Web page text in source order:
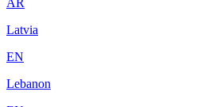
AR
Latvia
EN
Lebanon